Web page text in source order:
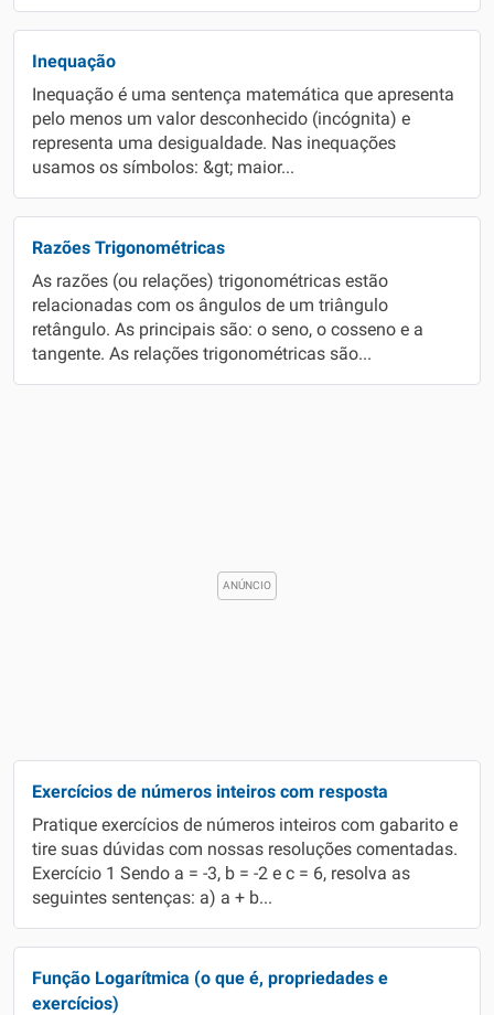
Inequação
Inequação é uma sentença matemática que apresenta
pelo menos um valor desconhecido (incógnita) e
representa uma desigualdade. Nas inequações
usamos os símbolos: &gt; maior...
Razões Trigonométricas
As razões (ou relações) trigonométricas estão
relacionadas com os ângulos de um triângulo
retângulo. As principais são: o seno, o cosseno e a
tangente. As relações trigonométricas são...
Exercícios de números inteiros com resposta
Pratique exercícios de números inteiros com gabarito e
tire suas dúvidas com nossas resoluções comentadas.
Exercício 1 Sendo a = -3, b = -2 e c = 6, resolva as
seguintes sentenças: a) a + b...
Função Logarítmica (o que é, propriedades e
exercícios)